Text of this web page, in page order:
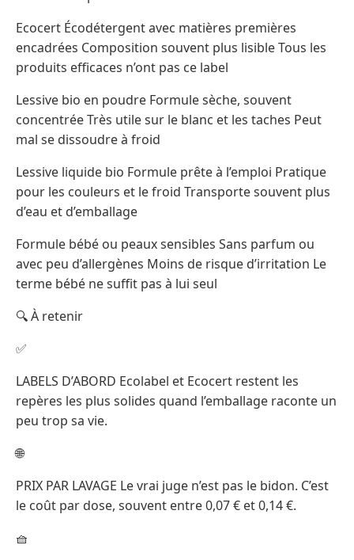
Ecocert Écodétergent avec matières premières
encadrées Composition souvent plus lisible Tous les
produits efficaces n’ont pas ce label
Lessive bio en poudre Formule sèche, souvent
concentrée Très utile sur le blanc et les taches Peut
mal se dissoudre à froid
Lessive liquide bio Formule prête à l’emploi Pratique
pour les couleurs et le froid Transporte souvent plus
d’eau et d’emballage
Formule bébé ou peaux sensibles Sans parfum ou
avec peu d’allergènes Moins de risque d’irritation Le
terme bébé ne suffit pas à lui seul
🔍 À retenir
✅
LABELS D’ABORD Ecolabel et Ecocert restent les
repères les plus solides quand l’emballage raconte un
peu trop sa vie.
🌐
PRIX PAR LAVAGE Le vrai juge n’est pas le bidon. C’est
le coût par dose, souvent entre 0,07 € et 0,14 €.
🧺